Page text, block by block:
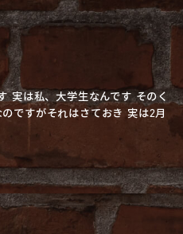
実は私、大学生なんです そのく
ですがそれはさておき 実は2月